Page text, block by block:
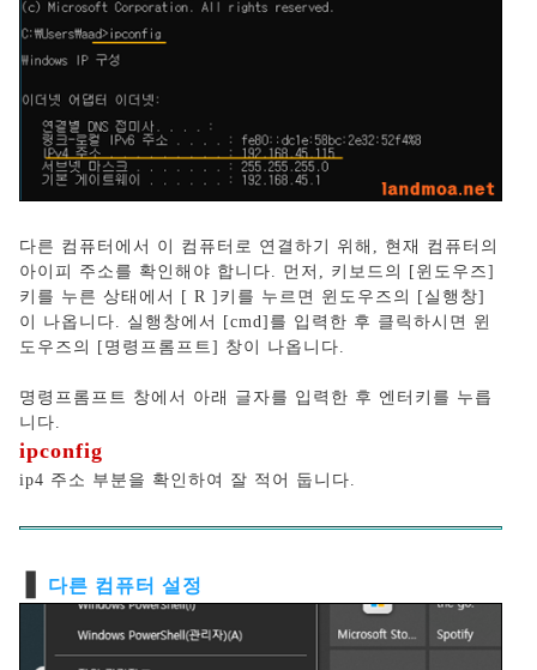
다른 컴퓨터에서 이 컴퓨터로 연결하기 위해, 현재 컴퓨터의
아이피 주소를 확인해야 합니다. 먼저, 키보드의 [윈도우즈]
키를 누른 상태에서 [ R ]키를 누르면 윈도우즈의 [실행창]
이 나옵니다. 실행창에서 [cmd]를 입력한 후 클릭하시면 윈
도우즈의 [명령프롬프트] 창이 나옵니다.
명령프롬프트 창에서 아래 글자를 입력한 후 엔터키를 누릅
니다.
ipconfig
ip4 주소 부분을 확인하여 잘 적어 둡니다.
다른 컴퓨터 설정